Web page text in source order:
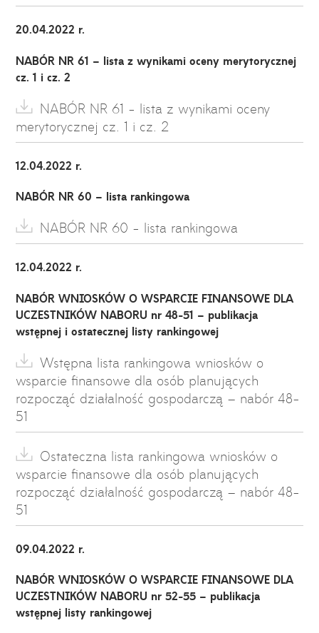
20.04.2022 r.
NABÓR NR 61 – lista z wynikami oceny merytorycznej
cz. 1 i cz. 2
NABÓR NR 61 - lista z wynikami oceny
merytorycznej cz. 1 i cz. 2
12.04.2022 r.
NABÓR NR 60 – lista rankingowa
NABÓR NR 60 - lista rankingowa
12.04.2022 r.
NABÓR WNIOSKÓW O WSPARCIE FINANSOWE DLA
UCZESTNIKÓW NABORU nr 48-51 – publikacja
wstępnej i ostatecznej listy rankingowej
Wstępna lista rankingowa wniosków o
wsparcie finansowe dla osób planujących
rozpocząć działalność gospodarczą – nabór 48-
51
Ostateczna lista rankingowa wniosków o
wsparcie finansowe dla osób planujących
rozpocząć działalność gospodarczą – nabór 48-
51
09.04.2022 r.
NABÓR WNIOSKÓW O WSPARCIE FINANSOWE DLA
UCZESTNIKÓW NABORU nr 52-55 – publikacja
wstępnej listy rankingowej